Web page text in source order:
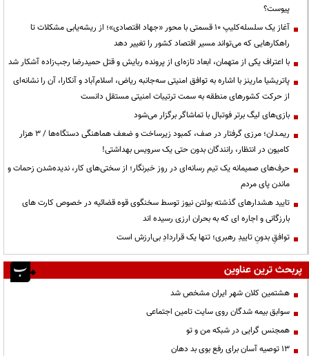
پیوست؟
آغاز یک سلسله‌کلیپ ۱۰ قسمتی با محور «جهاد اقتصادی»؛ از ریشه‌یابی مشکلات تا
راهکارهایی که می‌تواند مسیر اقتصاد کشور را تغییر دهد
با اعتراف یکی از متهمان، ابعاد تازه‌ای از پرونده ربایش و قتل حمیدرضا رجب‌زاده آشکار شد
پاتریشیا مارینز با اشاره به توافق امنیتی سه‌جانبه ریاض، اسلام‌آباد و آنکارا، آن را نشانه‌ای
از حرکت کشورهای منطقه به سمت ترتیبات امنیتی مستقل دانست
بازی‌های لیگ برتر فوتبال با تماشاگر برگزار می‌شود
ریمـدان؛ مرزی گرفتار در صف، کمبود زیرساخت و ضعف هماهنگی دستگاه‌ها / ۳ هزار
کامیون در انتظار، رانندگان بدون حتی یک سرویس بهداشتی!
حرف‌های صمیمانه یک تیم رسانه‌ای در روز خبرنگار؛ از سختی‌های کار، ندیده‌شدن زحمات و
ماندن پای مردم
تایید هشدارهای گذشته بولتن نیوز توسط سخنگوی قوه قضائیه در خصوص کارت های
بارزگانی و اجاره ای که به بحران ارزی رسیده اند
توافقِ بدونِ تاییدِ رهبری؛ تنها یک قراردادِ بی‌ارزش است
پربحث ترین عناوین
هشتمین کلان شهر ایران مشخص شد
سوابق بیمه شدگان روی سایت تامین اجتماعی
همجنس گرایی در شبکه من و تو
13 توصیه آسان برای رفع بوی بد دهان